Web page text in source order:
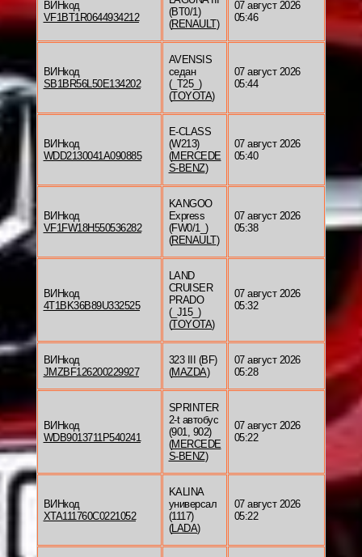
ВИНкод
VF1BT1R0644934212
(BT0/1)
(RENAULT)
07 август 2026
05:46
ВИНкод
SB1BR56L50E134202
AVENSIS
седан
(_T25_)
(TOYOTA)
07 август 2026
05:44
ВИНкод
WDD2130041A090885
E-CLASS
(W213)
(MERCEDE
S-BENZ)
07 август 2026
05:40
ВИНкод
VF1FW18H550536282
KANGOO
Express
(FW0/1_)
(RENAULT)
07 август 2026
05:38
ВИНкод
4T1BK36B89U332525
LAND
CRUISER
PRADO
(_J15_)
(TOYOTA)
07 август 2026
05:32
ВИНкод
JMZBF126200229927
323 III (BF)
(MAZDA)
07 август 2026
05:28
ВИНкод
WDB9013711P540241
SPRINTER
2-t автобус
(901, 902)
(MERCEDE
S-BENZ)
07 август 2026
05:22
ВИНкод
XTA111760C0221052
KALINA
универсал
(1117)
(LADA)
07 август 2026
05:22